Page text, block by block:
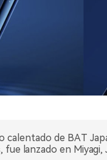
calentado de BAT
lanzado en Miyagi,